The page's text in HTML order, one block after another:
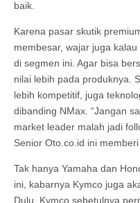
baik.
Karena pasar skutik
membesar, wajar juga
di segmen ini. Agar bisa
nilai lebih pada produknya.
lebih kompetitif, juga
dibanding NMax. “Jangan
market leader malah jadi
Senior Oto.co.id ini memberi
Tak hanya Yamaha dan
ini, kabarnya Kymco juga
Dulu, Kymco sebetulnya